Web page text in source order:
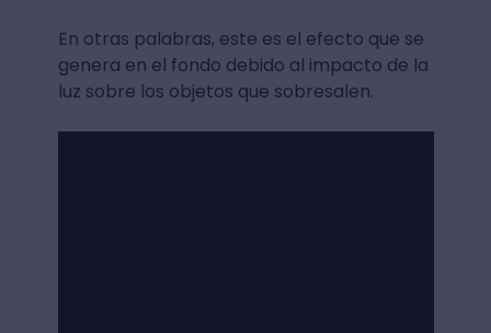
En otras palabras, este es el efecto que se
genera en el fondo debido al impacto de la
luz sobre los objetos que sobresalen.